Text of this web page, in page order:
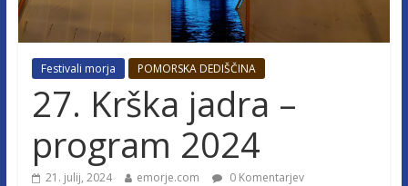
Festivali morja POMORSKA DEDIŠČINA
27. Krška jadra –
program 2024
21. julij, 2024 emorje.com 0 Komentarjev